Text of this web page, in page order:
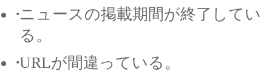
ニュースの掲載期間が終了してい
る。
URLが間違っている。